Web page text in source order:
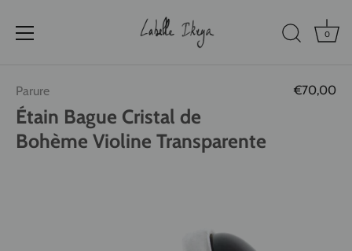
contenu
0
Parure €70,00
Étain Bague Cristal de
Bohème Violine Transparente